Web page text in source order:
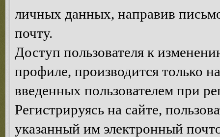
личных данных, направив
почту.
Доступ пользователя к
профиле, производится только
введенных пользователем при
Регистрируясь на сайте,
указанный им электронный